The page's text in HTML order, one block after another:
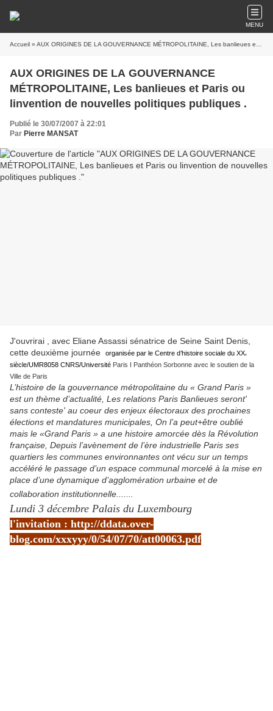
MENU
Accueil » AUX ORIGINES DE LA GOUVERNANCE MÉTROPOLITAINE, Les banlieues et Paris ou linvention de nouvelles politiques publiques .
AUX ORIGINES DE LA GOUVERNANCE
MÉTROPOLITAINE, Les banlieues et Paris ou
linvention de nouvelles politiques publiques .
Publié le 30/07/2007 à 22:01
Par Pierre MANSAT
J'ouvrirai , avec Eliane Assassi sénatrice de Seine Saint Denis,
cette deuxième journée
organisée par le Centre d’histoire sociale du XXe
siècle/UMR8058 CNRS/Université Paris I Panthéon Sorbonne avec le soutien de la
Ville de Paris
L’histoire de la gouvernance métropolitaine du « Grand Paris »
est un thème d’actualité, Les relations Paris Banlieues seront'
sans conteste' au coeur des enjeux électoraux des prochaines
élections et mandatures municipales, On l’a peut+être oublié
mais le «Grand Paris » a une histoire amorcée dès la Révolution
française, Depuis l’avènement de l’ère industrielle Paris ses
quartiers les communes environnantes ont vécu sur un temps
accéléré le passage d’un espace communal morcelé à la mise en
place d’une dynamique d’agglomération urbaine et de
collaboration institutionnelle.......
Lundi 3 décembre Palais du Luxembourg
l'invitation : http://ddata.over-
blog.com/xxxyyy/0/54/07/70/att00063.pdf